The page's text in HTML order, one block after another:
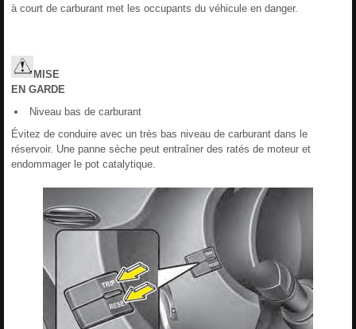
à court de carburant met les occupants du véhicule en danger.
MISE
EN GARDE
Niveau bas de carburant
Évitez de conduire avec un très bas niveau de carburant dans le
réservoir. Une panne sèche peut entraîner des ratés de moteur et
endommager le pot catalytique.